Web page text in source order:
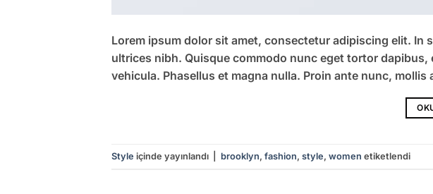
Lorem ipsum dolor sit amet, consectetur adipiscing elit. In
ultrices nibh. Quisque commodo nunc eget tortor
vehicula. Phasellus et magna nulla. Proin ante nunc,
Style içinde yayınlandı brooklyn, fashion, style, women etiketlendi